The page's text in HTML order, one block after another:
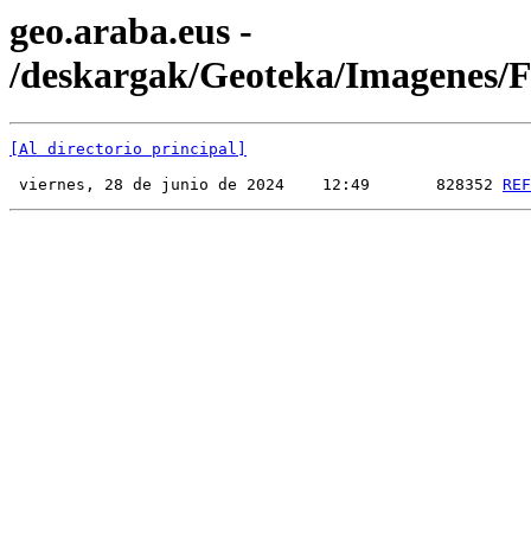
geo.araba.eus -
/deskargak/Geoteka/Imagenes/
[Al directorio principal]
viernes, 28 de junio de 2024    12:49       828352